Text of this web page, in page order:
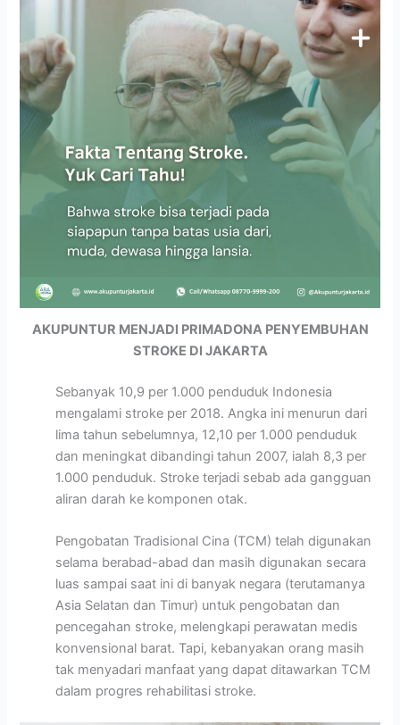
AKUPUNTUR MENJADI PRIMADONA PENYEMBUHAN
STROKE DI JAKARTA
Sebanyak 10,9 per 1.000 penduduk Indonesia
mengalami stroke per 2018. Angka ini menurun dari
lima tahun sebelumnya, 12,10 per 1.000 penduduk
dan meningkat dibandingi tahun 2007, ialah 8,3 per
1.000 penduduk. Stroke terjadi sebab ada gangguan
aliran darah ke komponen otak.
Pengobatan Tradisional Cina (TCM) telah digunakan
selama berabad-abad dan masih digunakan secara
luas sampai saat ini di banyak negara (terutamanya
Asia Selatan dan Timur) untuk pengobatan dan
pencegahan stroke, melengkapi perawatan medis
konvensional barat. Tapi, kebanyakan orang masih
tak menyadari manfaat yang dapat ditawarkan TCM
dalam progres rehabilitasi stroke.